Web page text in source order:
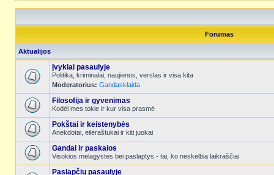
Forumas
Aktualijos
Įvykiai pasaulyje
Politika, kriminalai, naujienos, verslas ir visa kita
Moderatorius: Gandasklaida
Filosofija ir gyvenimas
Kodėl mes tokie ir kur visa prasmė
Pokštai ir keistenybės
Anekdotai, eilėraštukai ir kiti juokai
Gandai ir paskalos
Visokios melagystės bei paslaptys - tai, ko neskelbia laikraščiai
Paslapčių pasaulyje